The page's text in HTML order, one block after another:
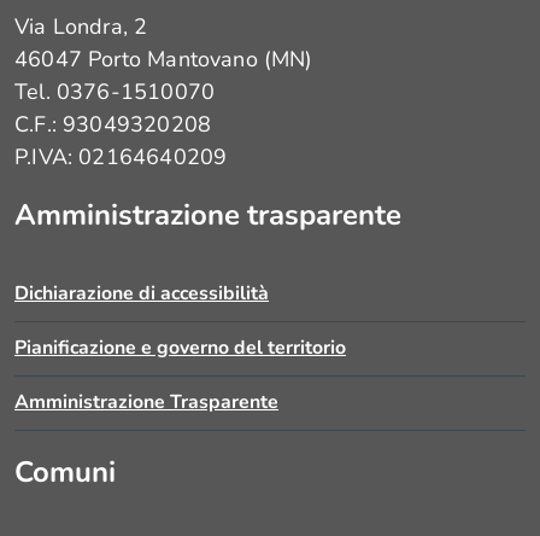
Via Londra, 2
46047 Porto Mantovano (MN)
Tel. 0376-1510070
C.F.: 93049320208
P.IVA: 02164640209
Amministrazione trasparente
Dichiarazione di accessibilità
Pianificazione e governo del territorio
Amministrazione Trasparente
Comuni